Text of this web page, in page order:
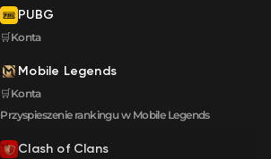
PUBG
🛒Konta
Mobile Legends
🛒Konta
Przyspieszenie rankingu w Mobile Legends
Clash of Clans